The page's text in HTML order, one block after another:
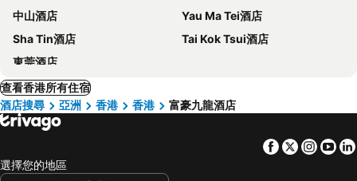
中山酒店
Yau Ma Tei酒店
Sha Tin酒店
Tai Kok Tsui酒店
東莞酒店
查看香港所有住宿
酒店搜尋
亞洲 香港 香港 富豪九龍酒店
Facebook
Twitter
選擇您的地區